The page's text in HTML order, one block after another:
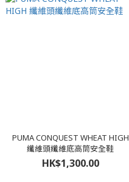
PUMA CONQUEST WHEAT HIGH
纖維頭纖維底高筒安全鞋
HK$1,300.00